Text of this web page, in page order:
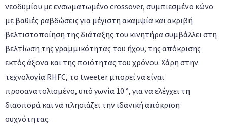
νεοδυμίου με ενσωματωμένο crossover, συμπιεσμένο κώνο
με βαθιές ραβδώσεις για μέγιστη ακαμψία και ακριβή
βελτιστοποίηση της διάταξης του κινητήρα συμβάλλει στη
βελτίωση της γραμμικότητας του ήχου, της απόκρισης
εκτός άξονα και της ποιότητας του χρόνου. Χάρη στην
τεχνολογία RHFC, το tweeter μπορεί να είναι
προσανατολισμένο, υπό γωνία 10 °, για να ελέγχει τη
διασπορά και να πλησιάζει την ιδανική απόκριση
συχνότητας.